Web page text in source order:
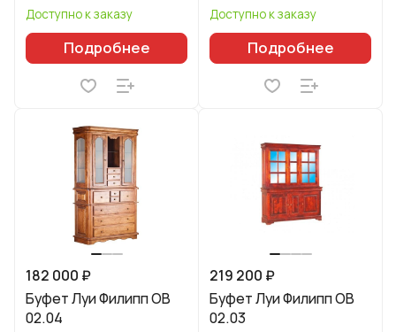
Доступно к заказу
Подробнее
Доступно к заказу
Подробнее
182 000 ₽
Буфет Луи Филипп ОВ
02.04
219 200 ₽
Буфет Луи Филипп ОВ
02.03